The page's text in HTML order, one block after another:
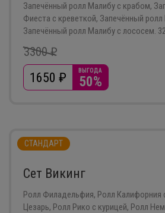
Запечённый ролл Малибу с крабом,
Фиеста с креветкой, Запечённый ролл
Запечённый ролл Малибу с лососем.
3300 ₽
1650 ₽ ВЫГОДА
50%
СТАНДАРТ
Сет Викинг
Ролл Филадельфия, Ролл Калифорния
Цезарь, Ролл Рико с курицей, Ролл